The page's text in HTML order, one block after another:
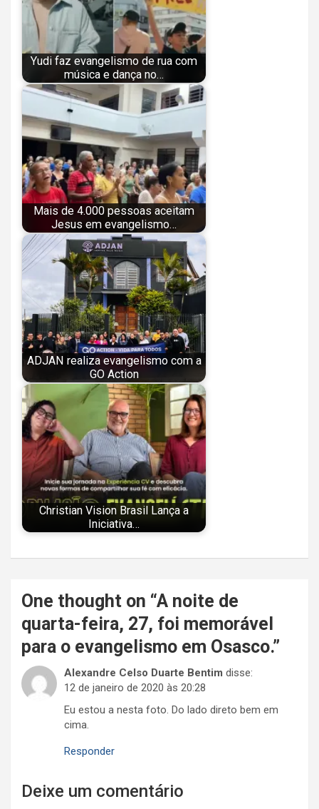
Yudi faz evangelismo de rua com
música e dança no…
Mais de 4.000 pessoas aceitam
Jesus em evangelismo…
ADJAN realiza evangelismo com a
GO Action
Christian Vision Brasil Lança a
Iniciativa…
Navegação
de
Post
One thought on “A noite de
quarta-feira, 27, foi memorável
para o evangelismo em Osasco.”
Alexandre Celso Duarte Bentim disse:
12 de janeiro de 2020 às 20:28
Eu estou a nesta foto. Do lado direto bem em
cima.
Responder
Deixe um comentário